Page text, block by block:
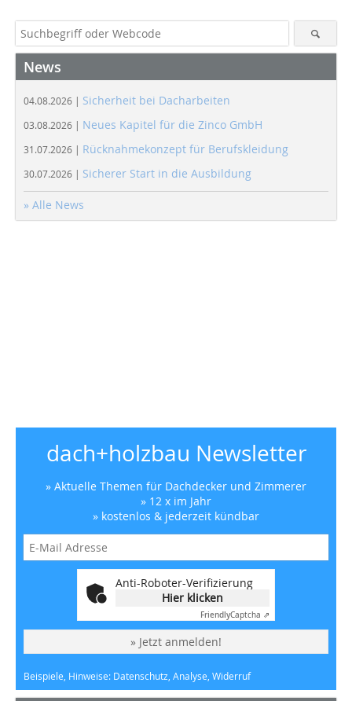
News
04.08.2026 | Sicherheit bei Dacharbeiten
03.08.2026 | Neues Kapitel für die Zinco GmbH
31.07.2026 | Rücknahmekonzept für Berufskleidung
30.07.2026 | Sicherer Start in die Ausbildung
» Alle News
dach+holzbau Newsletter
» Aktuelle Themen für Dachdecker und Zimmerer
» 12 x im Jahr
» kostenlos & jederzeit kündbar
Anti-Roboter-Verifizierung
Hier klicken
FriendlyCaptcha ⇗
» Jetzt anmelden!
Beispiele, Hinweise: Datenschutz, Analyse, Widerruf